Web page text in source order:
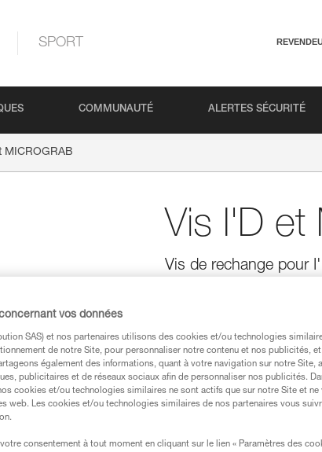
SPORT
COMMUNAUTÉ ALERTES SÉCURITÉ
MICROGRAB
Vis I'D et
Vis de rechange pour
Vis de rechange pour les
Trouvez un revendeur
vos données
SAS) et nos partenaires utilisons des cookies et/ou technologies
de notre Site, pour personnaliser notre contenu et nos publicités,
également des informations, quant à votre navigation sur notre Site,
publicitaires et de réseaux sociaux afin de personnaliser nos publicités.
cookies et/ou technologies similaires ne sont actifs que sur notre Site et ne
web. Les cookies et/ou technologies similaires de nos partenaires vous
consentement à tout moment en cliquant sur le lien « Paramètres des